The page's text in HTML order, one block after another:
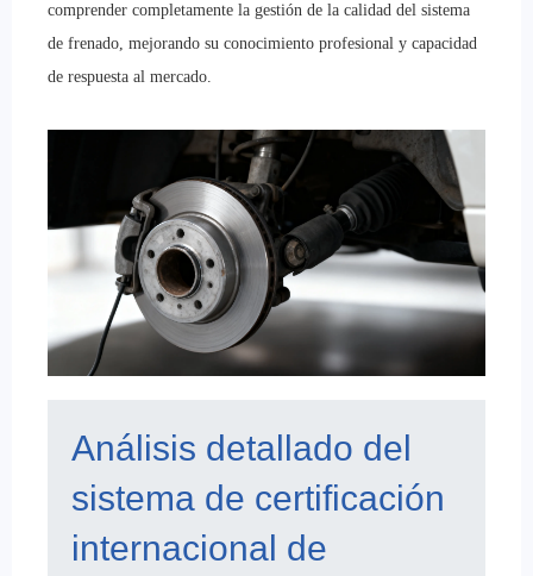
comprender completamente la gestión de la calidad del sistema
de frenado, mejorando su conocimiento profesional y capacidad
de respuesta al mercado.
Análisis detallado del
sistema de certificación
internacional de